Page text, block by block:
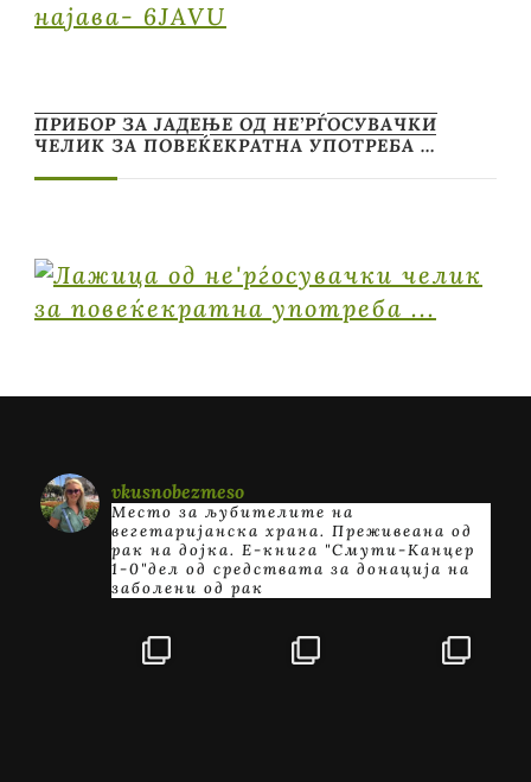
најава- 6JAVU
ПРИБОР ЗА ЈАДЕЊЕ ОД НЕ’РЃОСУВАЧКИ
ЧЕЛИК ЗА ПОВЕЌЕКРАТНА УПОТРЕБА …
vkusnobezmeso
Место за љубителите на
вегетаријанска храна. Преживеана од
рак на дојка. E-книга "Смути-Канцер
1-0"дел од средствата за донација на
заболени од рак